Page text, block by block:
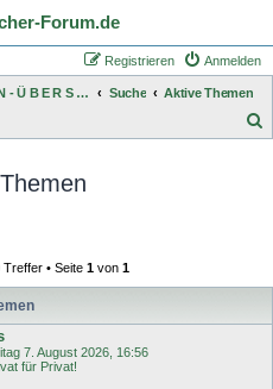
Forum.de
Anmelden
Registrieren
F O R E N - Ü B E R S I C H T Suche
Aktive Themen
• Seite 1von 1
7. August 2026, 16:56
für Privat!